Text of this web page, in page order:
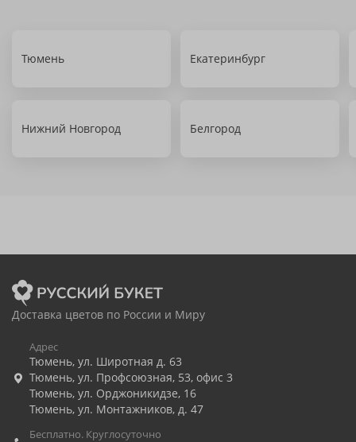
Тюмень Екатеринбург
Нижний Новгород Белгород
Доставка цветов по России и Миру
Адрес
Тюмень, ул. Широтная д. 63
Тюмень, ул. Профсоюзная, 53, офис 3
Тюмень, ул. Орджоникидзе, 16
Тюмень, ул. Монтажников, д. 47
Бесплатно. Круглосуточно